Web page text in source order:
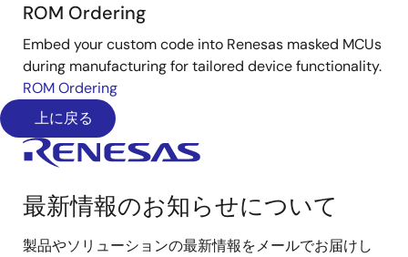
ROM Ordering
Embed your custom code into Renesas masked MCUs
during manufacturing for tailored device functionality.
ROM Ordering
上に戻る
最新情報のお知らせについて
製品やソリューションの最新情報をメールでお届けし